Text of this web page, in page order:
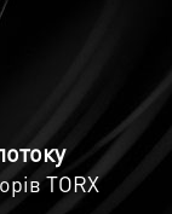
TORX